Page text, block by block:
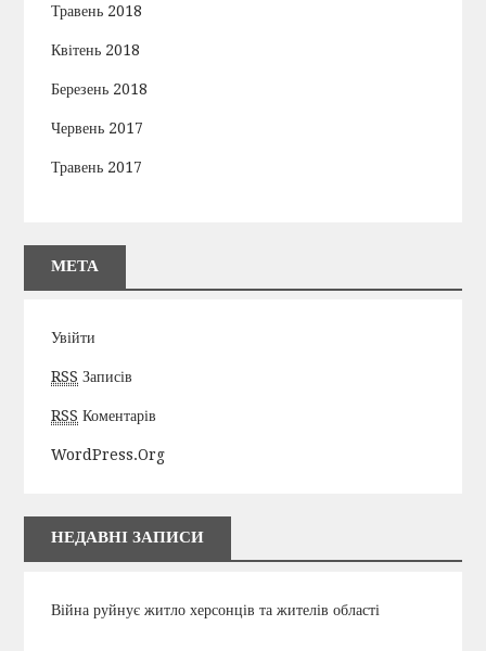
Травень 2018
Квітень 2018
Березень 2018
Червень 2017
Травень 2017
МЕТА
Увійти
RSS Записів
RSS Коментарів
WordPress.org
НЕДАВНІ ЗАПИСИ
Війна руйнує житло херсонців та жителів області